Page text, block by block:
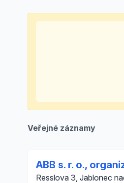
Veřejné záznamy
ABB s. r. o.,
Resslova 3, Jablonec